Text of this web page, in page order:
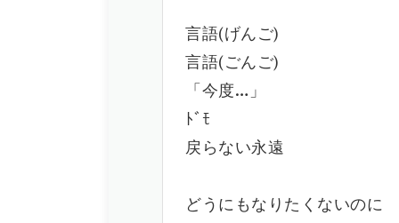
言語(げんご)
言語(ごんご)
「今度…」
ﾄﾞﾓ
戻らない永遠
どうにもなりたくないのに